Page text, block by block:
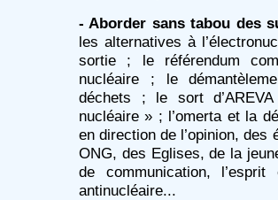
- Aborder sans tabou des
les alternatives à
sortie ; le référendum
nucléaire ; le
déchets ; le sort
nucléaire » ; l’omerta et la
en direction de l’opinion,
ONG, des Eglises, de la
de communication,
antinucléaire...